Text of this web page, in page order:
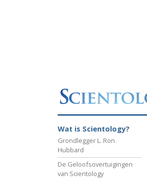
Wat is Scientology?
Grondlegger L. Ron
Hubbard
De Geloofsovertuigingen
van Scientology